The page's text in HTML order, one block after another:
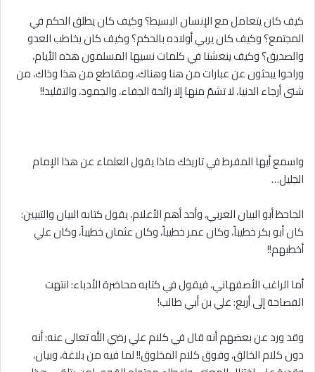
كيف كان يتعامل مع الإنسان البسيط؟ وكيف كان يطلق الحكم في
المجتمع؟ وكيف كان يربي أولاده بالحكم؟ وكيف كان يخاطب العدو
والصديق؟ وكيف ينعشنا في كلمات نسيها المسلمون هذه الأيام،
وراحوا يبحثون عن عبارات من هنا وهناك، ومقاطع من هذا وذاك، من
شتى أرجاء الدنيا، ﻻ تشمّ منها إﻻ رائحة الجفاء، والجمود، والتقليد!!
واسمع أيها المفرط في تاريخك ماذا يقول العلماء عن هذا الإمام
الجليل…
الجاحظ أبو البيان العربي، وأحد أهم الأعلام، يقول كتابه البيان والتبيين:
كان أبو بكر خطيباً، وكان عمر خطيباً، وكان عثمان خطيباً، وكان علي
أخطبهم!!
أما الراغب الأصفهاني، فيقول في كتابه محاضرة الأدباء: انتهت
الفصاحة إلى أربع: علي بن أبي طالب!
وقد ورد عن بعضهم أنه قال في كلام علي رضي الله تعالى عنه: أنه
دون كلام الخالق، وفوق كلام المخلوق!! لما فيه من بلاغة، وبيان،